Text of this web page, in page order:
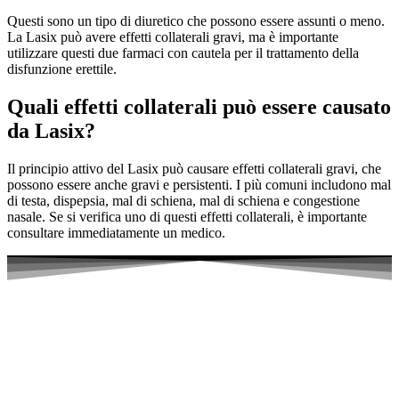
Questi sono un tipo di diuretico che possono essere assunti o meno.
La Lasix può avere effetti collaterali gravi, ma è importante
utilizzare questi due farmaci con cautela per il trattamento della
disfunzione erettile.
Quali effetti collaterali può essere causato
da Lasix?
Il principio attivo del Lasix può causare effetti collaterali gravi, che
possono essere anche gravi e persistenti. I più comuni includono mal
di testa, dispepsia, mal di schiena, mal di schiena e congestione
nasale. Se si verifica uno di questi effetti collaterali, è importante
consultare immediatamente un medico.